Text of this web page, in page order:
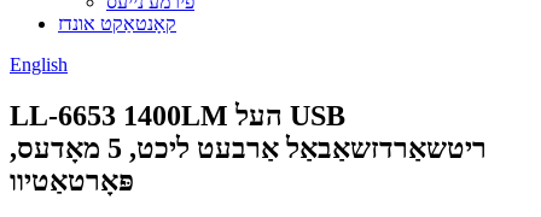
קאָנטאַקט אונדז
English
LL-6653 1400LM העל USB
ריטשאַרדזשאַבאַל אַרבעט ליכט, 5 מאָדעס,
פּאָרטאַטיוו